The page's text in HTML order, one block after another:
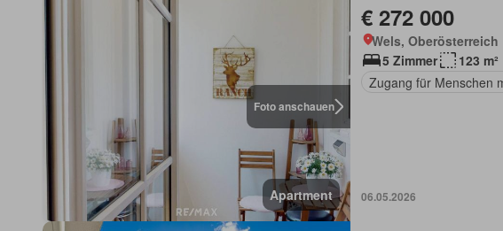
Foto anschauen
Apartment
€ 272 000
Wels, Oberösterreich
5 Zimmer
123 m²
Zugang für Menschen
06.05.2026